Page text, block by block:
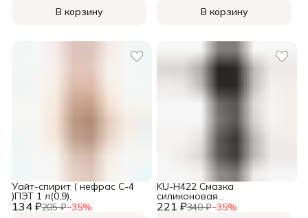
В корзину
В корзину
134 ₽205 ₽−35%
Уайт-спирит ( нефрас С-4
)ПЭТ 1 л(0,9),
221 ₽340 ₽−35%
KU-H422 Смазка
силиконовая
универсальная 210мл,